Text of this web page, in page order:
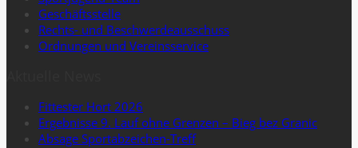
Geschäftsstelle
Rechts- und Beschwerdeausschuss
Ordnungen und Vereinsservice
Fittester Hort 2026
Ergebnisse 9. Lauf ohne Grenzen – Bieg bez Granic
Absage Sportabzeichen-Treff